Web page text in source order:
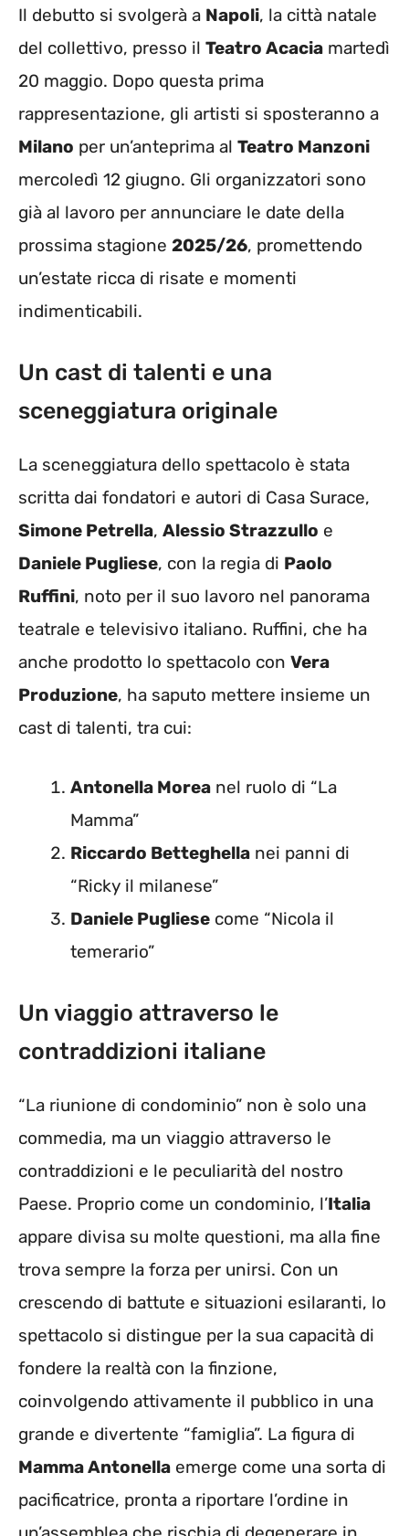
Il debutto si svolgerà a Napoli, la città natale
del collettivo, presso il Teatro Acacia martedì
20 maggio. Dopo questa prima
rappresentazione, gli artisti si sposteranno a
Milano per un’anteprima al Teatro Manzoni
mercoledì 12 giugno. Gli organizzatori sono
già al lavoro per annunciare le date della
prossima stagione 2025/26, promettendo
un’estate ricca di risate e momenti
indimenticabili.
Un cast di talenti e una
sceneggiatura originale
La sceneggiatura dello spettacolo è stata
scritta dai fondatori e autori di Casa Surace,
Simone Petrella, Alessio Strazzullo e
Daniele Pugliese, con la regia di Paolo
Ruffini, noto per il suo lavoro nel panorama
teatrale e televisivo italiano. Ruffini, che ha
anche prodotto lo spettacolo con Vera
Produzione, ha saputo mettere insieme un
cast di talenti, tra cui:
Antonella Morea nel ruolo di “La
Mamma”
Riccardo Betteghella nei panni di
“Ricky il milanese”
Daniele Pugliese come “Nicola il
temerario”
Un viaggio attraverso le
contraddizioni italiane
“La riunione di condominio” non è solo una
commedia, ma un viaggio attraverso le
contraddizioni e le peculiarità del nostro
Paese. Proprio come un condominio, l’Italia
appare divisa su molte questioni, ma alla fine
trova sempre la forza per unirsi. Con un
crescendo di battute e situazioni esilaranti, lo
spettacolo si distingue per la sua capacità di
fondere la realtà con la finzione,
coinvolgendo attivamente il pubblico in una
grande e divertente “famiglia”. La figura di
Mamma Antonella emerge come una sorta di
pacificatrice, pronta a riportare l’ordine in